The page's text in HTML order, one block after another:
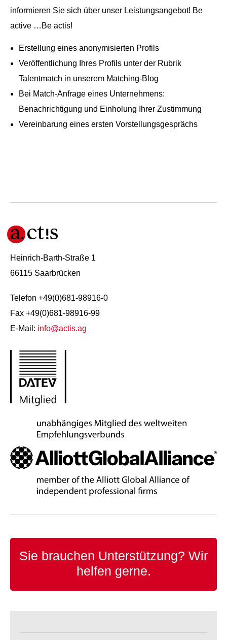
informieren Sie sich über unser Leistungsangebot! Be
active …Be actis!
Erstellung eines anonymisierten Profils
Veröffentlichung Ihres Profils unter der Rubrik
Talentmatch in unserem Matching-Blog
Bei Match-Anfrage eines Unternehmens:
Benachrichtigung und Einholung Ihrer Zustimmung
Vereinbarung eines ersten Vorstellungsgesprächs
Heinrich-Barth-Straße 1
66115 Saarbrücken
Telefon +49(0)681-98916-0
Fax +49(0)681-98916-99
E-Mail: info@actis.ag
Sie brauchen Unterstützung? Wir
helfen gerne.